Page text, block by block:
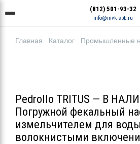
(812) 501-93-32
info@mvk-spb.ru
Главная Каталог Промышленные
Pedrollo TRITUS — В
Погружной фекальный
измельчителем для
волокнистыми